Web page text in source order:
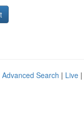
Advanced Search | Live |